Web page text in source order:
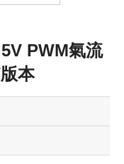
PWM氣流
本